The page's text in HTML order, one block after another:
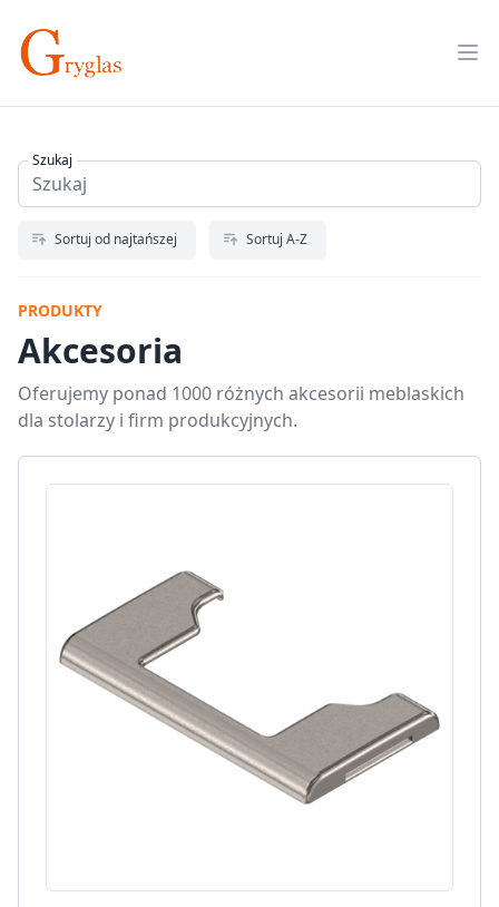
content
Szukaj
Sortuj od najtańszej Sortuj A-Z
PRODUKTY
Akcesoria
Oferujemy ponad 1000 różnych akcesorii meblaskich
dla stolarzy i firm produkcyjnych.